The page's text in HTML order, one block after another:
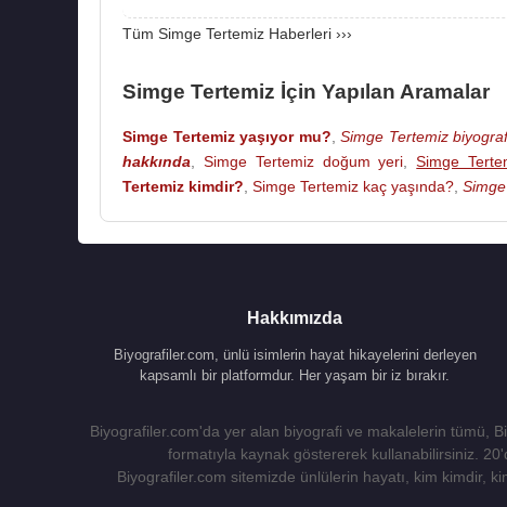
Tüm Simge Tertemiz Haberleri ›››
Simge Tertemiz İçin Yapılan Aramalar
Simge Tertemiz yaşıyor mu? ,Simge Tertemiz
hakkında
Simge Tertemiz doğum yeri ,Simge
Tertemiz kimdir? Simge Tertemiz kaç yaşında?
Hakkımızda
Biyografiler.com, ünlü isimlerin hayat hikayelerini derleyen
kapsamlı bir platformdur. Her yaşam bir iz bırakır.
Biyografiler.com'da yer alan biyografi ve makalelerin tümü,
formatıyla kaynak göstererek kullanabilirsiniz.
Biyografiler.com sitemizde ünlülerin hayatı, kim kimdir,